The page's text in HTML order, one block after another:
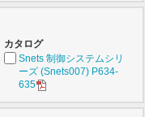
カタログ
Snets 制御システムシリ
ーズ (Snets007) P634-
635